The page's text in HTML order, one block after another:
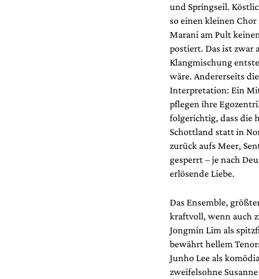
und Springseil.
so einen kleinen
Marani am Pult
postiert. Das ist zwar
Klangmischung
wäre. Andererseits
Interpretation: Ein
pflegen ihre
folgerichtig, dass die
Schottland statt in
zurück aufs Meer,
gesperrt – je nach
erlösende Liebe.
Das Ensemble,
kraftvoll, wenn auch
Jongmin Lim als
bewährt hellem
Junho Lee als
zweifelsohne